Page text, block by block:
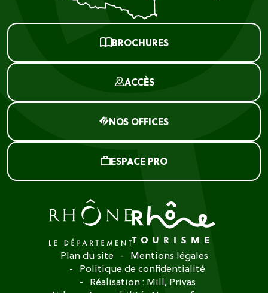
BROCHURES
ACCÈS
NOS OFFICES
ESPACE PRO
Plan du site
Mentions légales
Politique de confidentialité
Réalisation : Mill, Privas